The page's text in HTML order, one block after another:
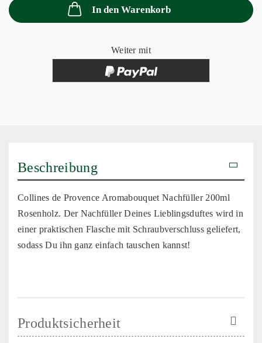
In den Warenkorb
Weiter mit
Beschreibung
Collines de Provence Aromabouquet Nachfüller 200ml
Rosenholz. Der Nachfüller Deines Lieblingsduftes wird in
einer praktischen Flasche mit Schraubverschluss geliefert,
sodass Du ihn ganz einfach tauschen kannst!
Produktsicherheit